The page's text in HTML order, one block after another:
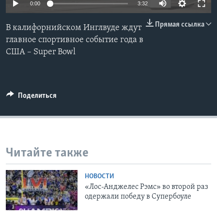
СОЦИАЛЬНЫЕ СЕТИ
0:00 3:32
Прямая ссылка
В калифорнийском Инглвуде ждут
главное спортивное событие года в
США – Super Bowl
Поделиться
Читайте также
НОВОСТИ
«Лос-Анджелес Рэмс» во второй раз
одержали победу в Супербоуле